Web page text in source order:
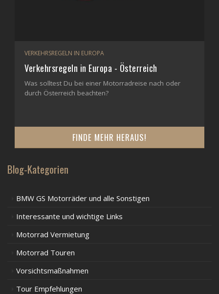
VERKEHRSREGELN IN EUROPA
Verkehrsregeln in Europa - Österreich
Was solltest Du bei einer Motorradreise nach oder
durch Österreich beachten?
FINDE MEHR HERAUS!
Blog-Kategorien
BMW GS Motorräder und alle Sonstigen
Interessante und wichtige Links
Motorrad Vermietung
Motorrad Touren
Vorsichtsmaßnahmen
Tour Empfehlungen